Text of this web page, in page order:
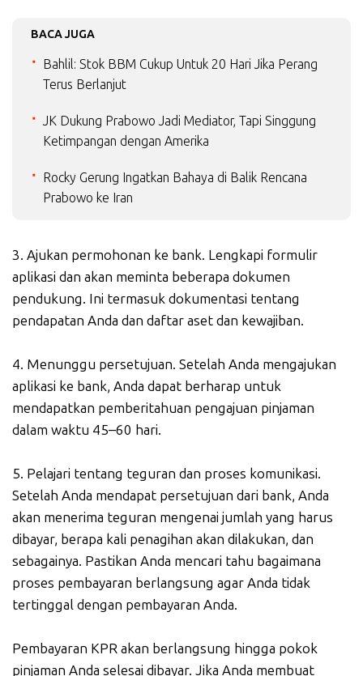
BACA JUGA
Bahlil: Stok BBM Cukup Untuk 20 Hari Jika Perang
Terus Berlanjut
JK Dukung Prabowo Jadi Mediator, Tapi Singgung
Ketimpangan dengan Amerika
Rocky Gerung Ingatkan Bahaya di Balik Rencana
Prabowo ke Iran
3. Ajukan permohonan ke bank. Lengkapi formulir
aplikasi dan akan meminta beberapa dokumen
pendukung. Ini termasuk dokumentasi tentang
pendapatan Anda dan daftar aset dan kewajiban.
4. Menunggu persetujuan. Setelah Anda mengajukan
aplikasi ke bank, Anda dapat berharap untuk
mendapatkan pemberitahuan pengajuan pinjaman
dalam waktu 45–60 hari.
5. Pelajari tentang teguran dan proses komunikasi.
Setelah Anda mendapat persetujuan dari bank, Anda
akan menerima teguran mengenai jumlah yang harus
dibayar, berapa kali penagihan akan dilakukan, dan
sebagainya. Pastikan Anda mencari tahu bagaimana
proses pembayaran berlangsung agar Anda tidak
tertinggal dengan pembayaran Anda.
Pembayaran KPR akan berlangsung hingga pokok
pinjaman Anda selesai dibayar. Jika Anda membuat